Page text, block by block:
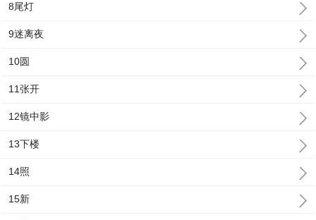
8尾灯
9迷离夜
10圆
11张开
12镜中影
13下楼
14照
15新